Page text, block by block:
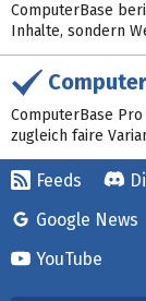
ComputerBase
Inhalte, sondern
ComputerBase
zugleich faire
Feeds
Google News
YouTube